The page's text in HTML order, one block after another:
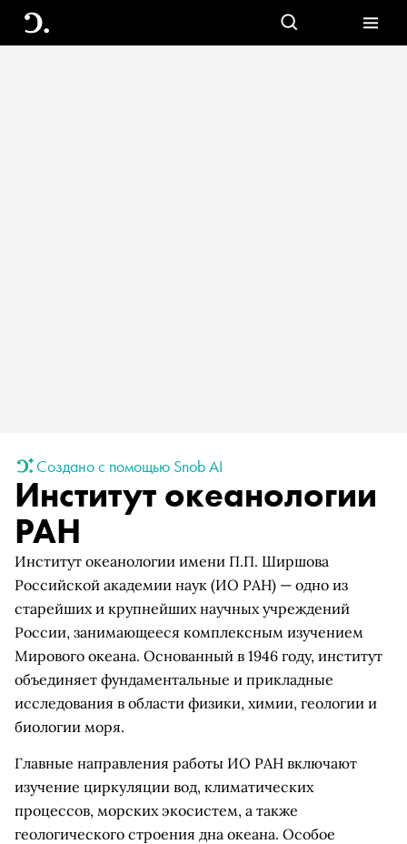
Создано с помощью Snob AI
Институт океанологии
РАН
Институт океанологии имени П.П. Ширшова
Российской академии наук (ИО РАН) — одно из
старейших и крупнейших научных учреждений
России, занимающееся комплексным изучением
Мирового океана. Основанный в 1946 году, институт
объединяет фундаментальные и прикладные
исследования в области физики, химии, геологии и
биологии моря.
Главные направления работы ИО РАН включают
изучение циркуляции вод, климатических
процессов, морских экосистем, а также
геологического строения дна океана. Особое